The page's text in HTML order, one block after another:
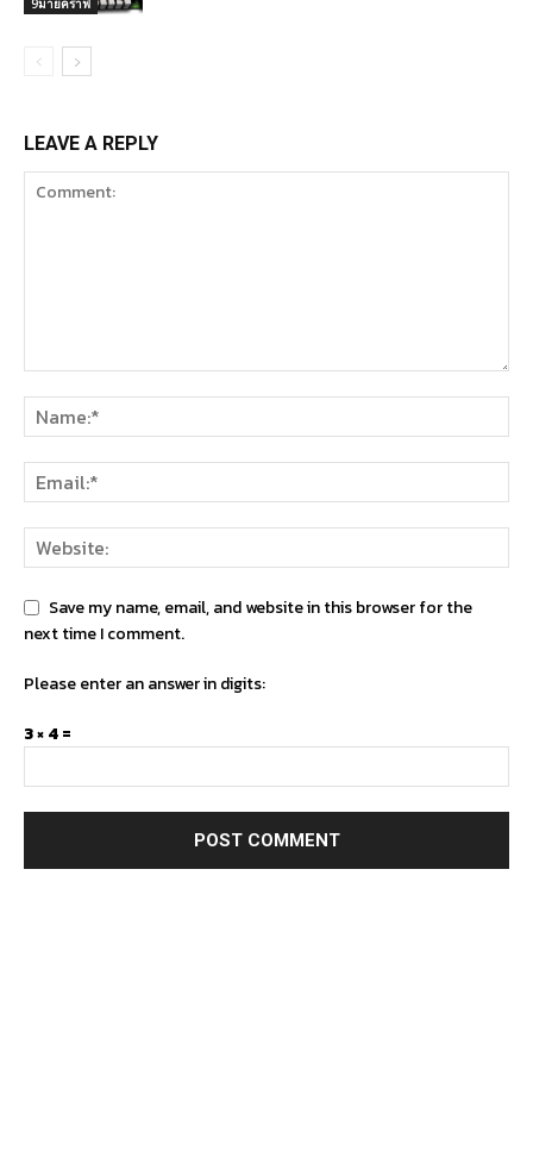
9มายคราฟ
LEAVE A REPLY
Save my name, email, and website in this browser for the
next time I comment.
Please enter an answer in digits:
3 × 4 =